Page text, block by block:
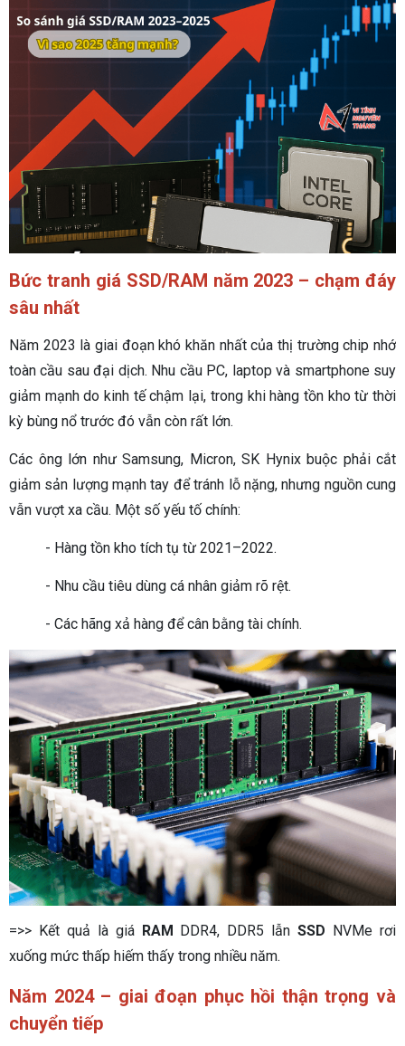
Bức tranh giá SSD/RAM năm 2023 – chạm đáy
sâu nhất
Năm 2023 là giai đoạn khó khăn nhất của thị trường chip nhớ
toàn cầu sau đại dịch. Nhu cầu PC, laptop và smartphone suy
giảm mạnh do kinh tế chậm lại, trong khi hàng tồn kho từ thời
kỳ bùng nổ trước đó vẫn còn rất lớn.
Các ông lớn như Samsung, Micron, SK Hynix buộc phải cắt
giảm sản lượng mạnh tay để tránh lỗ nặng, nhưng nguồn cung
vẫn vượt xa cầu. Một số yếu tố chính:
- Hàng tồn kho tích tụ từ 2021–2022.
- Nhu cầu tiêu dùng cá nhân giảm rõ rệt.
- Các hãng xả hàng để cân bằng tài chính.
=>> Kết quả là giá RAM DDR4, DDR5 lẫnSSD NVMe rơi
xuống mức thấp hiếm thấy trong nhiều năm.
Năm 2024 – giai đoạn phục hồi thận trọng và
chuyển tiếp